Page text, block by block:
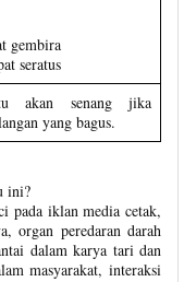
gembira
seratus
akan senang jika
yang bagus.
ini?
pada iklan media cetak,
organ peredaran darah
dalam karya tari dan
masyarakat, interaksi